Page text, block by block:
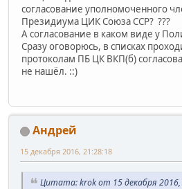
согласование уполномоченного
Президиума ЦИК Союза ССР? ???
А согласование в каком виде у
Сразу оговорюсь, в списках
протоколам ПБ ЦК ВКП(б)
не нашёл. ::)
Андрей
15 декабря 2016, 21:28:18
Цитата: krok от 15 декабря 2016,